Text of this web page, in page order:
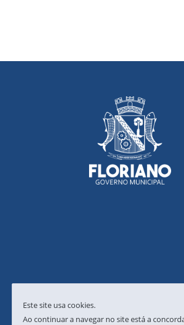
Este site usa cookies.
Ao continuar a navegar no site está a